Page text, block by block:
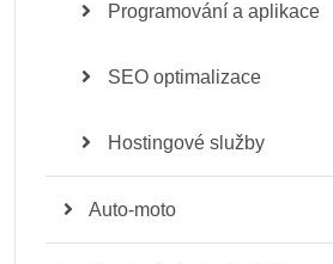
Programování a aplikace
SEO optimalizace
Hostingové služby
Auto-moto